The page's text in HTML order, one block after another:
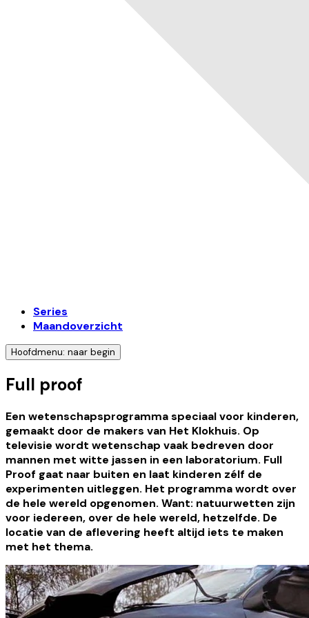
Series
Maandoverzicht
Hoofdmenu: naar begin
Full proof
Een wetenschapsprogramma speciaal voor kinderen,
gemaakt door de makers van Het Klokhuis. Op
televisie wordt wetenschap vaak bedreven door
mannen met witte jassen in een laboratorium. Full
Proof gaat naar buiten en laat kinderen zélf de
experimenten uitleggen. Het programma wordt over
de hele wereld opgenomen. Want: natuurwetten zijn
voor iedereen, over de hele wereld, hetzelfde. De
locatie van de aflevering heeft altijd iets te maken
met het thema.